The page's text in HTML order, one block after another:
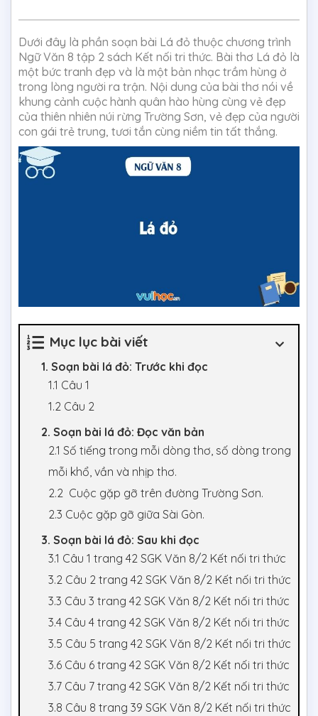
Dưới đây là phần soạn bài Lá đỏ thuộc chương trình
Ngữ Văn 8 tập 2 sách Kết nối tri thức. Bài thơ Lá đỏ là
một bức tranh đẹp và là một bản nhạc trầm hùng ở
trong lòng người ra trận. Nội dung của bài thơ nói về
khung cảnh cuộc hành quân hào hùng cùng vẻ đẹp
của thiên nhiên núi rừng Trường Sơn, vẻ đẹp của người
con gái trẻ trung, tươi tắn cùng niềm tin tất thắng.
Mục lục bài viết
1. Soạn bài lá đỏ: Trước khi đọc
1.1 Câu 1
1.2 Câu 2
2. Soạn bài lá đỏ: Đọc văn bản
2.1 Số tiếng trong mỗi dòng thơ, số dòng trong
mỗi khổ, vần và nhịp thơ.
2.2 Cuộc gặp gỡ trên đường Trường Sơn.
2.3 Cuộc gặp gỡ giữa Sài Gòn.
3. Soạn bài lá đỏ: Sau khi đọc
3.1 Câu 1 trang 42 SGK Văn 8/2 Kết nối tri thức
3.2 Câu 2 trang 42 SGK Văn 8/2 Kết nối tri thức
3.3 Câu 3 trang 42 SGK Văn 8/2 Kết nối tri thức
3.4 Câu 4 trang 42 SGK Văn 8/2 Kết nối tri thức
3.5 Câu 5 trang 42 SGK Văn 8/2 Kết nối tri thức
3.6 Câu 6 trang 42 SGK Văn 8/2 Kết nối tri thức
3.7 Câu 7 trang 42 SGK Văn 8/2 Kết nối tri thức
3.8 Câu 8 trang 39 SGK Văn 8/2 Kết nối tri thức